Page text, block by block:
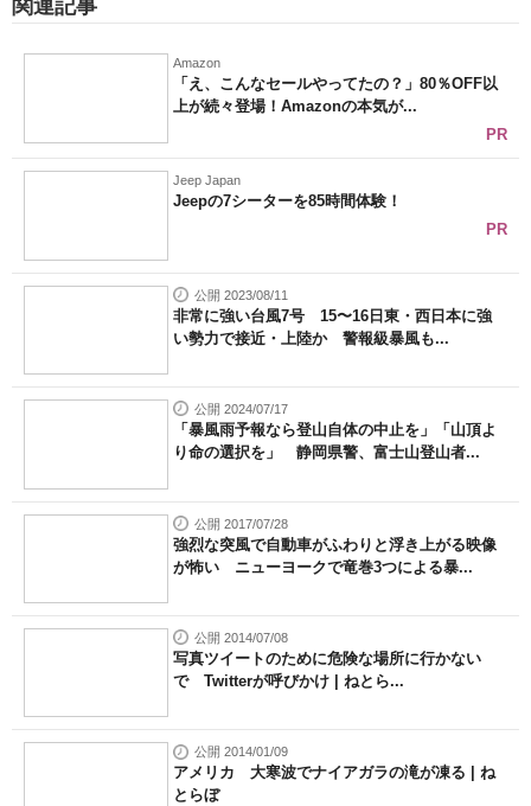
関連記事
Amazon
「え、こんなセールやってたの？」80％OFF以
上が続々登場！Amazonの本気が...
PR
Jeep Japan
Jeepの7シーターを85時間体験！
PR
公開 2023/08/11
非常に強い台風7号 15〜16日東・西日本に強
い勢力で接近・上陸か 警報級暴風も...
公開 2024/07/17
「暴風雨予報なら登山自体の中止を」「山頂よ
り命の選択を」 静岡県警、富士山登山者...
公開 2017/07/28
強烈な突風で自動車がふわりと浮き上がる映像
が怖い ニューヨークで竜巻3つによる暴...
公開 2014/07/08
写真ツイートのために危険な場所に行かない
で Twitterが呼びかけ | ねとら...
公開 2014/01/09
アメリカ 大寒波でナイアガラの滝が凍る | ね
とらぼ